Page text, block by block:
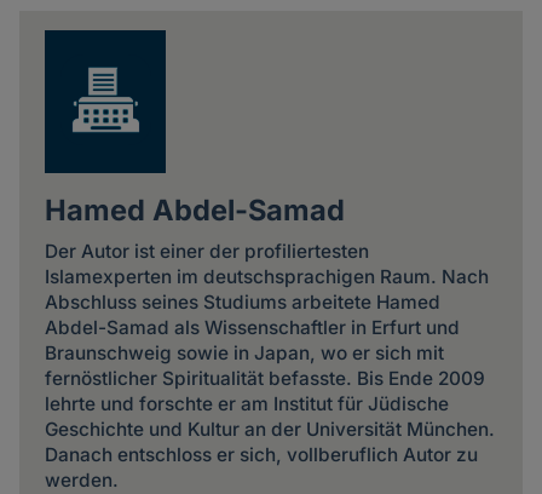
Hamed Abdel-Samad
Der Autor ist einer der profiliertesten
Islamexperten im deutschsprachigen Raum. Nach
Abschluss seines Studiums arbeitete Hamed
Abdel-Samad als Wissenschaftler in Erfurt und
Braunschweig sowie in Japan, wo er sich mit
fernöstlicher Spiritualität befasste. Bis Ende 2009
lehrte und forschte er am Institut für Jüdische
Geschichte und Kultur an der Universität München.
Danach entschloss er sich, vollberuflich Autor zu
werden.